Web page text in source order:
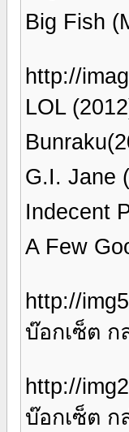
Big Fish
http://
LOL
G.I. Jane
Indecent
A Few
http://
บ๊อกเซ็ต ก
http://
บ๊อกเซ็ต ก